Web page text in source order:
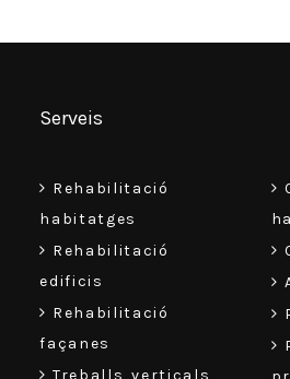
Serveis
Rehabilitació
habitatges
Rehabilitació
edificis
Rehabilitació
façanes
Treballs verticals